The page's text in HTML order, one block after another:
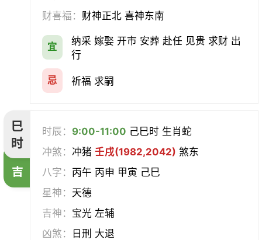
财喜福： 财神正北 喜神东南
宜
纳采 嫁娶 开市 安葬 赴任 见贵 求财 出
行
忌 祈福 求嗣
巳
时
吉
时辰： 9:00-11:00 己巳时 生肖蛇
冲煞：冲猪壬戌(1982,2042) 煞东
八字： 丙午 丙申 甲寅 己巳
星神： 天德
吉神： 宝光 左辅
凶煞：
日刑 大退